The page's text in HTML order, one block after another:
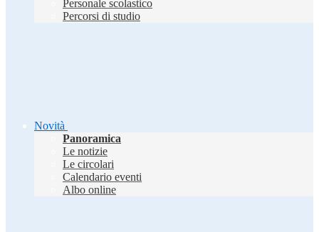
Personale scolastico
Percorsi di studio
Novità
Panoramica
Le notizie
Le circolari
Calendario eventi
Albo online